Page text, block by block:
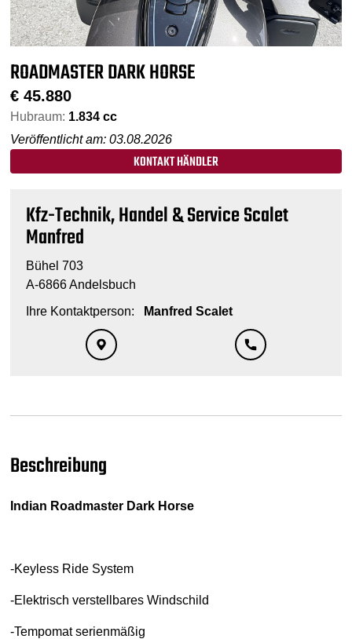
ROADMASTER DARK HORSE
€45.880
Hubraum: 1.834 cc
Veröffentlicht am: 03.08.2026
KONTAKT HÄNDLER
Kfz-Technik, Handel & Service Scalet
Manfred
Bühel 703
A-6866 Andelsbuch
Ihre Kontaktperson:
Manfred Scalet
Beschreibung
Indian Roadmaster Dark Horse
-Keyless Ride System
-Elektrisch verstellbares Windschild
-Tempomat serienmäßig